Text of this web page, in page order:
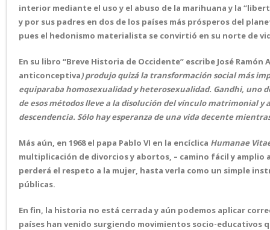
interior mediante el uso y el abuso de la marihuana y la
y por sus padres en dos de los países más prósperos del
pues el hedonismo materialista se convirtió en su norte de
En su libro “Breve Historia de Occidente” escribe José Ramón
anticonceptiva) produjo quizá la transformación social más
equiparaba homosexualidad y heterosexualidad. Gandhi, uno
de esos métodos lleve a la disolución del vínculo matrimonial
descendencia. Sólo hay esperanza de una vida decente
Más aún, en 1968 el papa Pablo VI en la encíclica Humanae
multiplicación de divorcios y abortos, – camino fácil y amplio
perderá el respeto a la mujer, hasta verla como un simple
públicas.
En fin, la historia no está cerrada y aún podemos aplicar
países han venido surgiendo movimientos socio-